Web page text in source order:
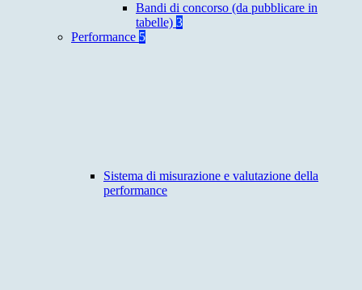
Bandi di concorso (da pubblicare in
tabelle) 3
Performance 5
Sistema di misurazione e valutazione della
performance